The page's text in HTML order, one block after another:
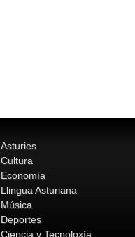
Asturies
Cultura
Economía
Llingua Asturiana
Música
Deportes
Ciencia y Tecnoloxía